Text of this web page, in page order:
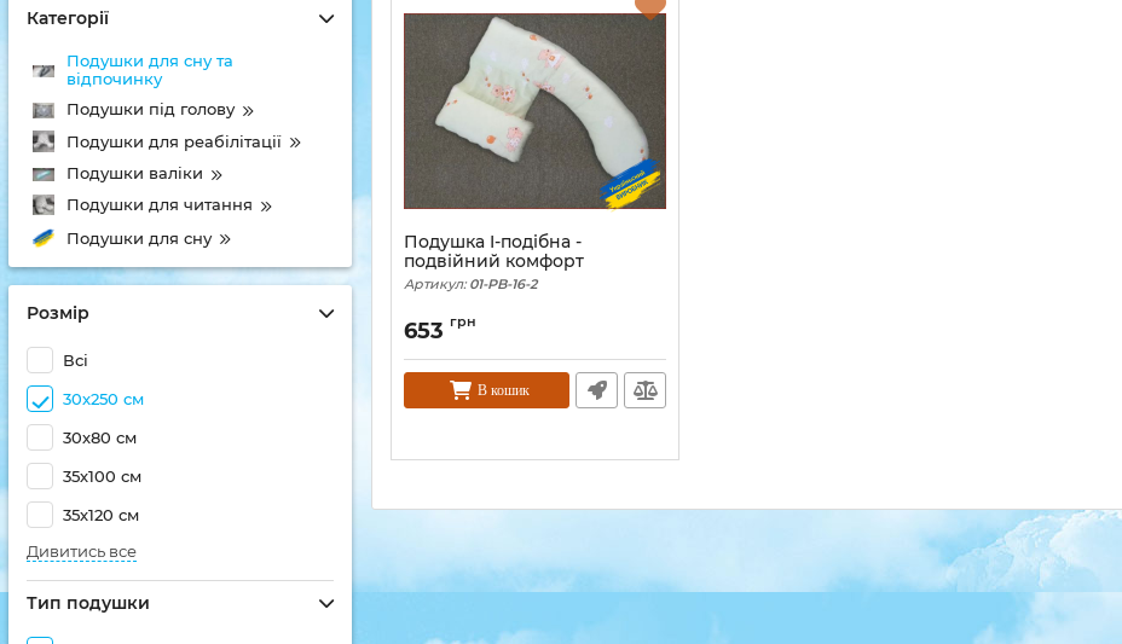
Категорії
Подушки для сну та
відпочинку
Подушки під голову
Подушки для реабілітації
Подушки валіки
Подушки для читання
Подушки для сну
Розмір
Всі
30х250 см
30х80 см
35х100 см
35х120 см
Дивитись все
Тип подушки
Подушка I-подібна -
подвійний комфорт
Артикул: 01-PB-16-2
653 грн
В кошик